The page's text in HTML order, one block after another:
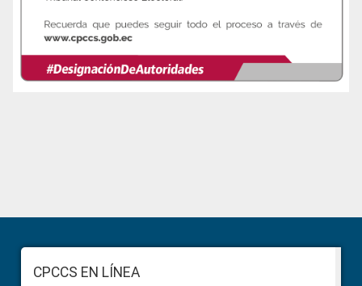
Sidebar
FooterCPCCS EN LÍNEA